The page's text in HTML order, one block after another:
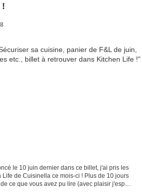
!
le 10 juin dernier dans ce billet, j'ai pris les
de Cuisinella ce mois-ci ! Plus de 10 jours
ce que vous avez pu lire (avec plaisir j'espère